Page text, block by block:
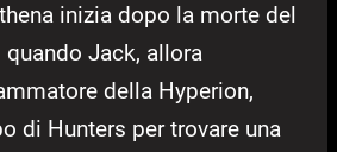
inizia dopo la morte del
quando Jack, allora
della Hyperion,
di Hunters per trovare una